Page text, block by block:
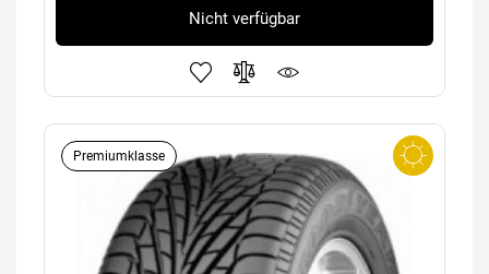
Nicht verfügbar
Premiumklasse